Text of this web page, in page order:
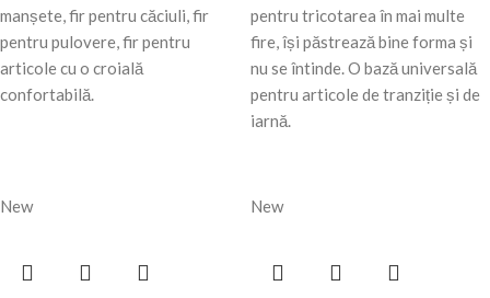
manșete, fir pentru căciuli, fir
pentru pulovere, fir pentru
articole cu o croială
confortabilă.
pentru tricotarea în mai multe
fire, își păstrează bine forma și
nu se întinde. O bază universală
pentru articole de tranziție și de
iarnă.
New New